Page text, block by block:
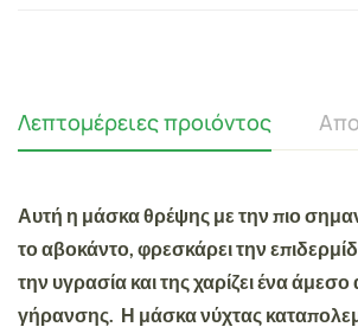
Λεπτομέρειες προιόντος
Αυτή η μάσκα θρέψης με την πιο
το αβοκάντο, φρεσκάρει την
την υγρασία και της χαρίζει ένα
γήρανσης. Η μάσκα νύχτας